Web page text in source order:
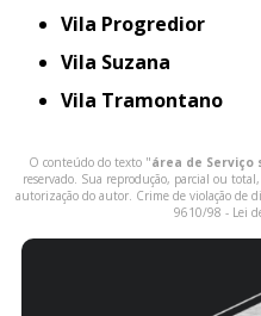
Vila Progredior
Vila Suzana
Vila Tramontano
O conteúdo do texto "área de Serviço
reservado. Sua reprodução, parcial ou
autorização do autor. Crime de violação de
9610/98 - Lei